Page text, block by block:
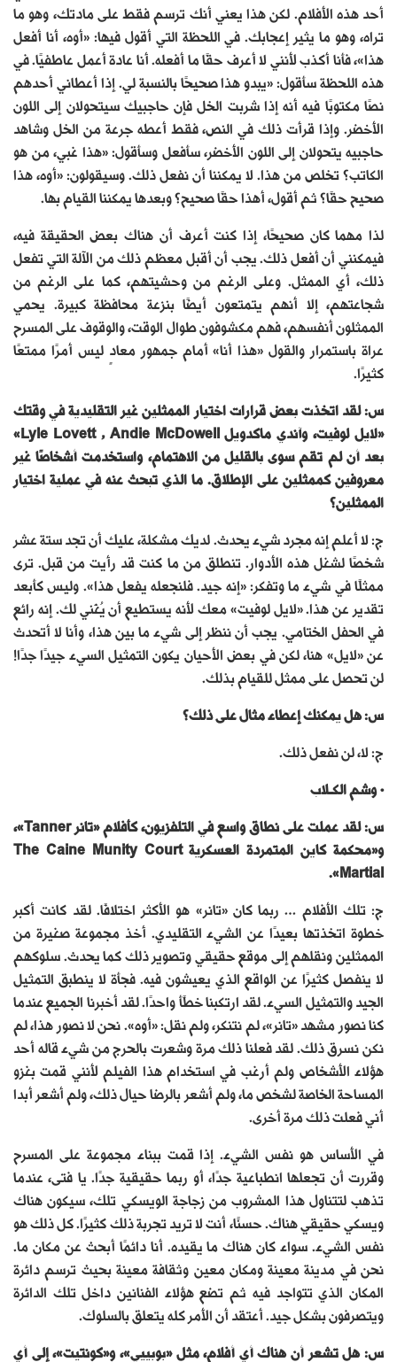
أحد هذه الأفلام. لكن هذا يعني أنك ترسم فقط على مادتك، وهو ما
تراه، وهو ما يثير إعجابك. في اللحظة التي أقول فيها: «أوه، أنا أفعل
هذا»، فأنا أكذب لأنني لا أعرف حقًا ما أفعله. أنا عادة أعمل عاطفيًا. في
هذه اللحظة سأقول: «يبدو هذا صحيحًا بالنسبة لي. إذا أعطاني أحدهم
نصًا مكتوبًا فيه أنه إذا شربت الخل فإن حاجبيك سيتحولان إلى اللون
الأخضر. وإذا قرأت ذلك في النص، فقط أعطه جرعة من الخل وشاهد
حاجبيه يتحولان إلى اللون الأخضر، سأفعل وسأقول: «هذا غبي، من هو
الكاتب؟ تخلص من هذا. لا يمكننا أن نفعل ذلك. وسيقولون: «أوه، هذا
صحيح حقًا؟ ثم أقول، أهذا حقًا صحيح؟ وبعدها يمكننا القيام بها.
لذا مهما كان صحيحًا، إذا كنت أعرف أن هناك بعض الحقيقة فيه،
فيمكنني أن أفعل ذلك. يجب أن أقبل معظم ذلك من الآلة التي تفعل
ذلك، أي الممثل. وعلى الرغم من وحشيتهم، كما على الرغم من
شجاعتهم، إلا أنهم يتمتعون أيضًا بنزعة محافظة كبيرة. يحمي
الممثلون أنفسهم، فهم مكشوفون طوال الوقت، والوقوف على المسرح
عراة باستمرار والقول «هذا أنا» أمام جمهور معادٍ ليس أمرًا ممتعًا
كثيرًا.
س: لقد اتخذت بعض قرارات اختيار الممثلين غير التقليدية في وقتك
«لايل لوفيت، وآندي ماكدويل Lyle Lovett , Andie McDowell»
بعد أن لم تقم سوى بالقليل من الاهتمام، واستخدمت أشخاصًا غير
معروفين كممثلين على الإطلاق. ما الذي تبحث عنه في عملية اختيار
الممثلين؟
ج: لا أعلم إنه مجرد شيء يحدث. لديك مشكلة، عليك أن تجد ستة عشر
شخصًا لشغل هذه الأدوار. تنطلق من ما كنت قد رأيت من قبل. ترى
ممثلًا في شيء ما وتفكر: «إنه جيد. فلنجعله يفعل هذا». وليس كأبعد
تقدير عن هذا. «لايل لوفيت» معك لأنه يستطيع أن يُغَني لك. إنه رائع
في الحفل الختامي. يجب أن ننظر إلى شيء ما بين هذا، وأنا لا أتحدث
عن «لايل» هنا، لكن في بعض الأحيان يكون التمثيل السيء جيدًا جدًا!
لن تحصل على ممثل للقيام بذلك.
س: هل يمكنك إعطاء مثال على ذلك؟
ج: لا، لن نفعل ذلك.
• وشم الكــلاب
س: لقد عملت على نطاق واسع في التلفزيون، كأفلام «تانر Tanner»،
و«محكمة كاين المتمردة العسكرية The Caine Munity Court
Martial».
ج: تلك الأفلام … ربما كان «تانر» هو الأكثر اختلافًا. لقد كانت أكبر
خطوة اتخذتها بعيدًا عن الشيء التقليدي. أخذ مجموعة صغيرة من
الممثلين ونقلهم إلى موقع حقيقي وتصوير ذلك كما يحدث. سلوكهم
لا ينفصل كثيرًا عن الواقع الذي يعيشون فيه. فجأة لا ينطبق التمثيل
الجيد والتمثيل السيء. لقد ارتكبنا خطًأ واحدًا. لقد أخبرنا الجميع عندما
كنا نصور مشهد «تانر»، لم نتنكر، ولم نقل: «أوه». نحن لا نصور هذا، لم
نكن نسرق ذلك. لقد فعلنا ذلك مرة وشعرت بالحرج من شيء قاله أحد
هؤلاء الأشخاص ولم أرغب في استخدام هذا الفيلم لأنني قمت بغزو
المساحة الخاصة لشخص ما، ولم أشعر بالرضا حيال ذلك، ولم أشعر أبدا
أني فعلت ذلك مرة أخرى.
في الأساس هو نفس الشيء. إذا قمت ببناء مجموعة على المسرح
وقررت أن تجعلها انطباعية جدًا، أو ربما حقيقية جدًا. يا فتى، عندما
تذهب لتتناول هذا المشروب من زجاجة الويسكي تلك، سيكون هناك
ويسكي حقيقي هناك. حسنًا، أنت لا تريد تجربة ذلك كثيرًا. كل ذلك هو
نفس الشيء. سواء كان هناك ما يقيده. أنا دائمًا أبحث عن مكان ما.
نحن في مدينة معينة ومكان معين وثقافة معينة بحيث ترسم دائرة
المكان الذي تتواجد فيه ثم تضع هؤلاء الفنانين داخل تلك الدائرة
ويتصرفون بشكل جيد. أعتقد أن الأمر كله يتعلق بالسلوك.
س: هل تشعر أن هناك أي أفلام، مثل «بوبييي»، و«كونتيت»، إلى أي